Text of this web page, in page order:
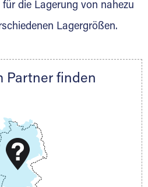
die Lagerung von nahezu
Lagergrößen.
Partner finden